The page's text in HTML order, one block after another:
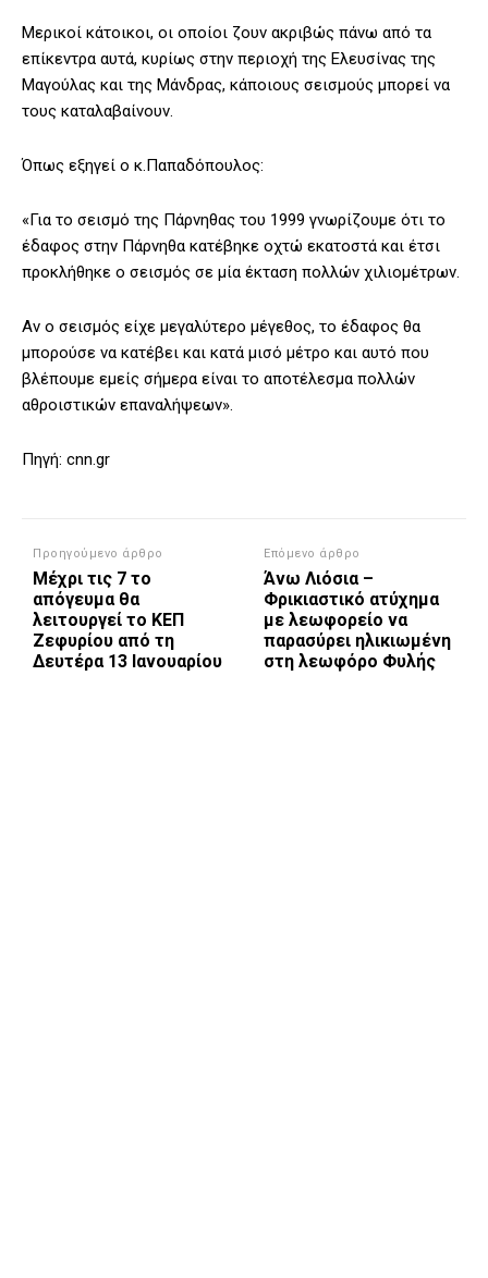
Μερικοί κάτοικοι, οι οποίοι ζουν ακριβώς πάνω από τα
επίκεντρα αυτά, κυρίως στην περιοχή της Ελευσίνας της
Μαγούλας και της Μάνδρας, κάποιους σεισμούς μπορεί να
τους καταλαβαίνουν.
Όπως εξηγεί ο κ.Παπαδόπουλος:
«Για το σεισμό της Πάρνηθας του 1999 γνωρίζουμε ότι το
έδαφος στην Πάρνηθα κατέβηκε οχτώ εκατοστά και έτσι
προκλήθηκε ο σεισμός σε μία έκταση πολλών χιλιομέτρων.
Αν ο σεισμός είχε μεγαλύτερο μέγεθος, το έδαφος θα
μπορούσε να κατέβει και κατά μισό μέτρο και αυτό που
βλέπουμε εμείς σήμερα είναι το αποτέλεσμα πολλών
αθροιστικών επαναλήψεων».
Πηγή: cnn.gr
Προηγούμενο άρθρο
Μέχρι τις 7 το
απόγευμα θα
λειτουργεί το ΚΕΠ
Ζεφυρίου από τη
Δευτέρα 13 Ιανουαρίου
Επόμενο άρθρο
Άνω Λιόσια –
Φρικιαστικό ατύχημα
με λεωφορείο να
παρασύρει ηλικιωμένη
στη λεωφόρο Φυλής